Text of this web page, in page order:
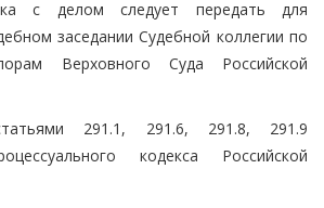
с делом следует передать для
заседании Судебной коллегии по
Верховного Суда Российской
291.1, 291.6, 291.8, 291.9
кодекса Российской